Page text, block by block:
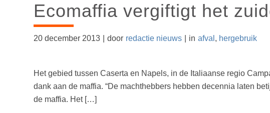
Ecomaffia vergiftigt het
20 december 2013 door redactie nieuws in afval , hergebruik
Het gebied tussen Caserta en Napels, in de Italiaanse regio
dank aan de maffia. “De machthebbers hebben decennia laten
de maffia. Het […]